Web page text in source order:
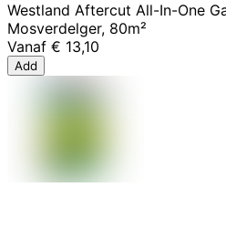
Westland Aftercut All-In-One
Mosverdelger, 80m²
Vanaf € 13,10
Add